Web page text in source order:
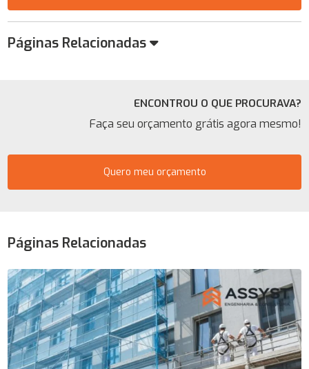
Páginas Relacionadas
ENCONTROU O QUE PROCURAVA?
Faça seu orçamento grátis agora mesmo!
Quero meu orçamento
Páginas Relacionadas